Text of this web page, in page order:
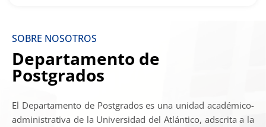
SOBRE NOSOTROS
Departamento de
Postgrados
El Departamento de Postgrados es una unidad académico-
administrativa de la Universidad del Atlántico, adscrita a la